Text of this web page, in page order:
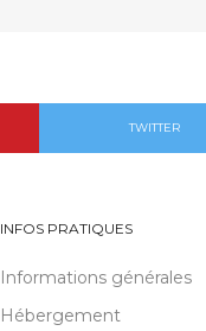
TWITTER
INFOS PRATIQUES
Informations générales
Hébergement